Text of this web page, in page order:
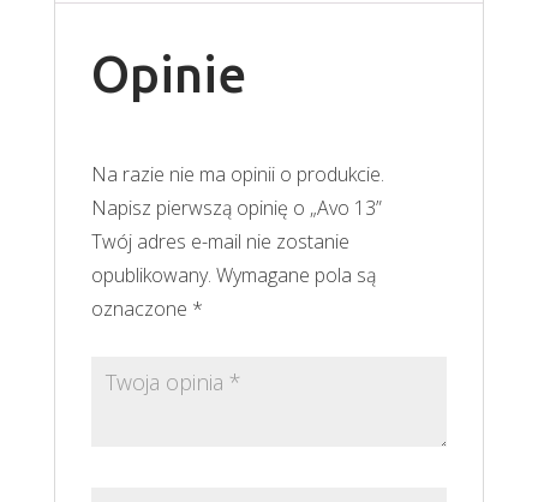
Opinie
Na razie nie ma opinii o produkcie.
Napisz pierwszą opinię o „Avo 13”
Twój adres e-mail nie zostanie
opublikowany. Wymagane pola są
oznaczone *